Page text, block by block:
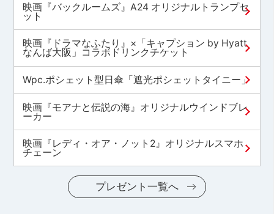
映画『バックルームズ』A24 オリジナルトランプセ
ット
映画『ドラマなふたり』×「キャプション by Hyatt
なんば大阪」コラボドリンクチケット
Wpc.ポシェット型日傘「遮光ポシェットタイニー」
映画『モアナと伝説の海』オリジナルウインドブレ
ーカー
映画『レディ・オア・ノット2』オリジナルスマホ
チェーン
プレゼント一覧へ